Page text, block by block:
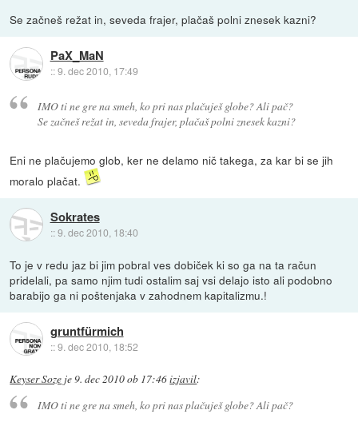
Se začneš režat in, seveda frajer, plačaš polni znesek kazni?
PaX_MaN
::9. dec 2010, 17:49
IMO ti ne gre na smeh, ko pri nas plačuješ globe? Ali pač?
Se začneš režat in, seveda frajer, plačaš polni znesek kazni?
Eni ne plačujemo glob, ker ne delamo nič takega, za kar bi se jih
moralo plačat.
Sokrates
::9. dec 2010, 18:40
To je v redu jaz bi jim pobral ves dobiček ki so ga na ta račun
pridelali, pa samo njim tudi ostalim saj vsi delajo isto ali podobno
barabijo ga ni poštenjaka v zahodnem kapitalizmu.!
gruntfürmich
::9. dec 2010, 18:52
Keyser Soze je9. dec 2010 ob 17:46izjavil:
IMO ti ne gre na smeh, ko pri nas plačuješ globe? Ali pač?